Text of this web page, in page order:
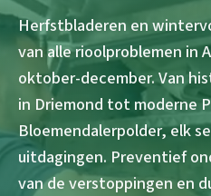
Herfstbladeren en
van alle rioolproblemen in
oktober-december. Van
in Driemond tot moderne
Bloemendalerpolder, elk
uitdagingen. Preventief
van de verstoppingen en